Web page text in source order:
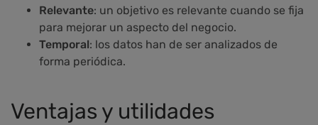
Relevante: un objetivo es relevante cuando se fija
para mejorar un aspecto del negocio.
Temporal: los datos han de ser analizados de
forma periódica.
Ventajas y utilidades